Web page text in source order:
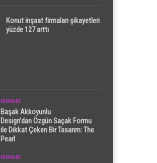
Konut inşaat firmaları şikayetleri
yüzde 127 arttı
MİMARİ
Başak Akkoyunlu
Design’dan Özgün Saçak Formu
ile Dikkat Çeken Bir Tasarım: The
Pearl
MİMARİ